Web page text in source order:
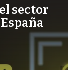
sector